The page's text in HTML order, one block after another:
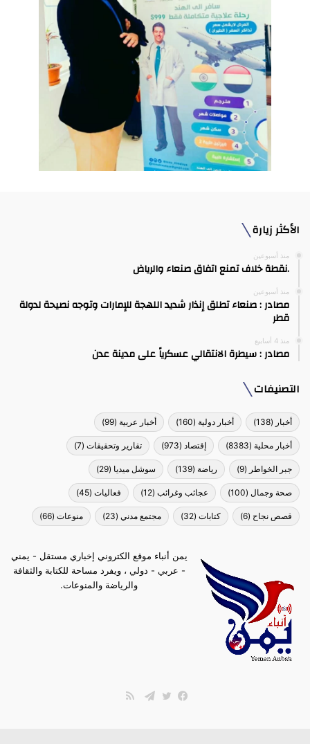
الأكثر زيارة
منذ أسبوعين
.نقطة خلاف تمنع اتفاق صنعاء والرياض
منذ أسبوعين
مصادر : صنعاء تطلق إنذار شديد اللهجة للإمارات وتوجه نصيحة لدولة
قطر
منذ 4 أسابيع
مصادر : سيطرة الانتقالي عسكرياً على مدينة عدن
التصنيفات
أخبار (138) أخبار دولية (160) أخبار عربية (99)
أخبار محلية (8383) إقتصاد (973) تقارير وتحقيقات (7)
جبر الخواطر (9) رياضة (139) سوشل ميديا (29)
صحة وجمال (100) عجائب وغرائب (12) فعاليات (45)
قصص نجاح (6) كتابات (32) مجتمع مدني (23) منوعات (66)
يمن أنباء موقع الكتروني إخباري مستقل - يمني
- عربي - دولي ، ويفرد مساحة للكتابة والثقافة
والرياضة والمنوعات.